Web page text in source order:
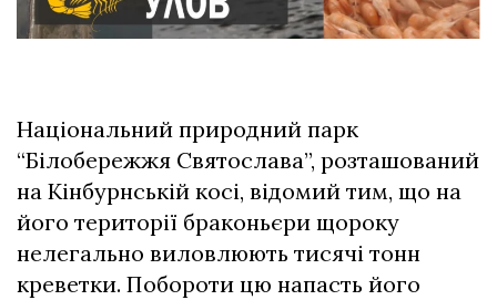
Національний природний парк
“Білобережжя Святослава”, розташований
на Кінбурнській косі, відомий тим, що на
його території браконьєри щороку
нелегально виловлюють тисячі тонн
креветки. Побороти цю напасть його